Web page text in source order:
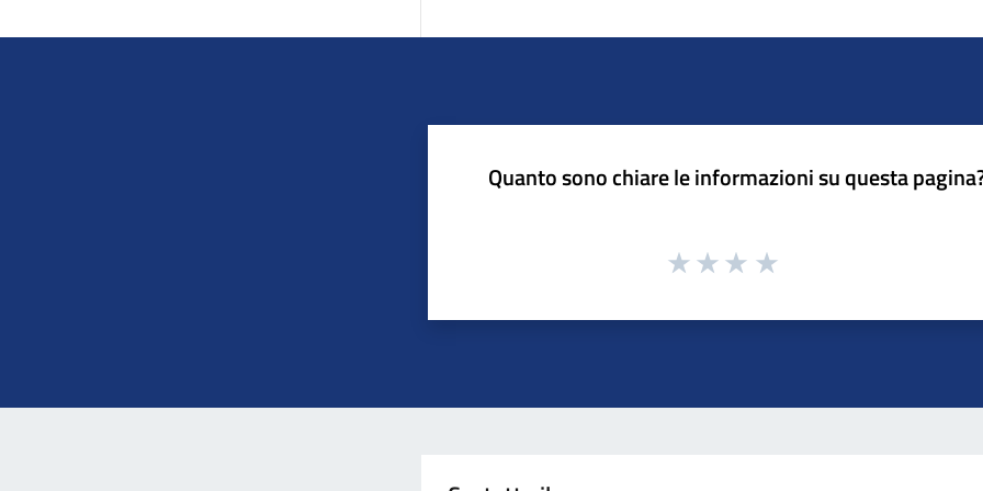
Quanto sono chiare le informazioni su questa